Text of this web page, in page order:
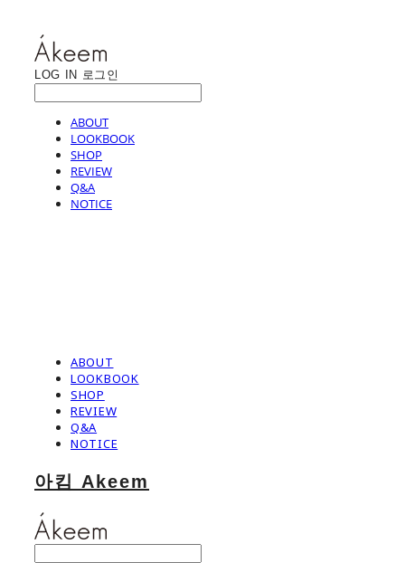
LOG IN 로그인
ABOUT
LOOKBOOK
SHOP
REVIEW
Q&A
NOTICE
ABOUT
LOOKBOOK
SHOP
REVIEW
Q&A
NOTICE
아킴 Akeem